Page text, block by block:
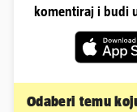
komentiraj i budi
Odaberi temu